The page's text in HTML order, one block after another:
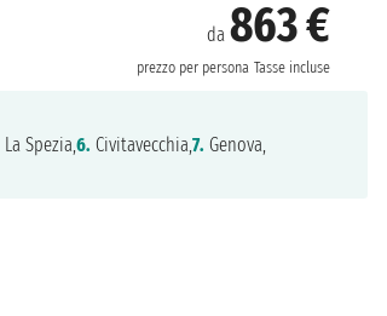
da 863 €
prezzo per persona Tasse incluse
La Spezia,6. Civitavecchia,7. Genova,